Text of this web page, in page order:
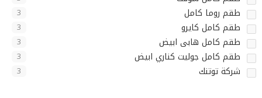
طقم روما كامل 3
طقم كامل كايرو 3
طقم كامل هابى ابيض 3
طقم كامل جوليت كناري ابيض 3
شركة توتنك 3